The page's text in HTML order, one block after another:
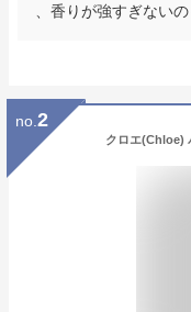
、香りが強すぎない
no. 2
クロエ(Chloe)